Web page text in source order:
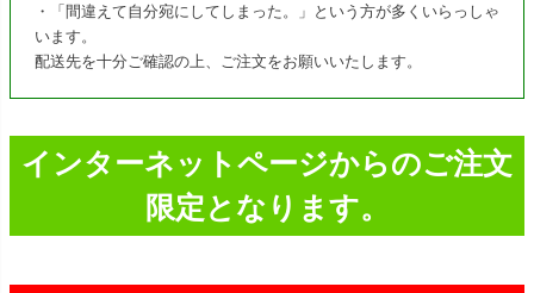
・「間違えて自分宛にしてしまった。」という方が多くいらっしゃ
います。
配送先を十分ご確認の上、ご注文をお願いいたします。
インターネットページからのご注文
限定となります。